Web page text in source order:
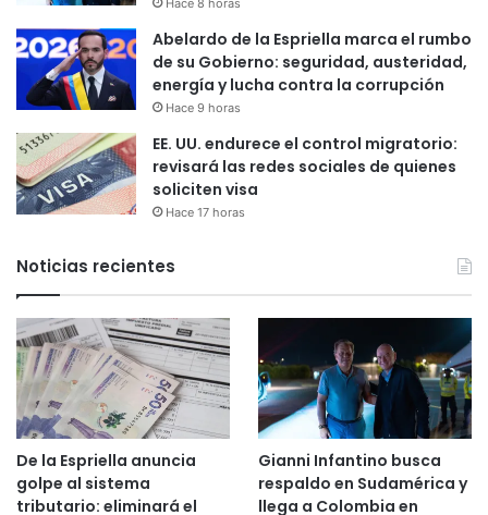
Hace 8 horas
Abelardo de la Espriella marca el rumbo
de su Gobierno: seguridad, austeridad,
energía y lucha contra la corrupción
Hace 9 horas
EE. UU. endurece el control migratorio:
revisará las redes sociales de quienes
soliciten visa
Hace 17 horas
Noticias recientes
De la Espriella anuncia
golpe al sistema
tributario: eliminará el
Gianni Infantino busca
respaldo en Sudamérica y
llega a Colombia en